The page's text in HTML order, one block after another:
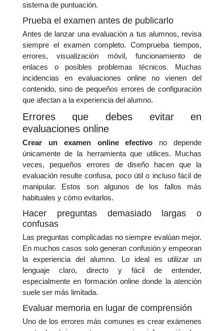
sistema de puntuación.
Prueba el examen antes de publicarlo
Antes de lanzar una evaluación a tus alumnos, revisa
siempre el examen completo. Comprueba tiempos,
errores, visualización móvil, funcionamiento de
enlaces o posibles problemas técnicos. Muchas
incidencias en evaluaciones online no vienen del
contenido, sino de pequeños errores de configuración
que afectan a la experiencia del alumno.
Errores que debes evitar en
evaluaciones online
Crear un examen online efectivo no depende
únicamente de la herramienta que utilices. Muchas
veces, pequeños errores de diseño hacen que la
evaluación resulte confusa, poco útil o incluso fácil de
manipular. Estos son algunos de los fallos más
habituales y cómo evitarlos.
Hacer preguntas demasiado largas o
confusas
Las preguntas complicadas no siempre evalúan mejor.
En muchos casos solo generan confusión y empeoran
la experiencia del alumno. Lo ideal es utilizar un
lenguaje claro, directo y fácil de entender,
especialmente en formación online donde la atención
suele ser más limitada.
Evaluar memoria en lugar de comprensión
Uno de los errores más comunes es crear exámenes